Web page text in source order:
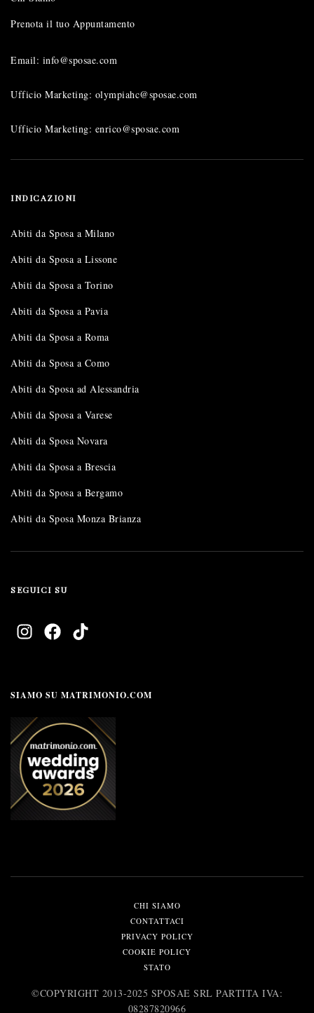
Prenota il tuo Appuntamento
Email: info@sposae.com
Ufficio Marketing: olympiahc@sposae.com
Ufficio Marketing: enrico@sposae.com
INDICAZIONI
Abiti da Sposa a Milano
Abiti da Sposa a Lissone
Abiti da Sposa a Torino
Abiti da Sposa a Pavia
Abiti da Sposa a Roma
Abiti da Sposa a Como
Abiti da Sposa ad Alessandria
Abiti da Sposa a Varese
Abiti da Sposa Novara
Abiti da Sposa a Brescia
Abiti da Sposa a Bergamo
Abiti da Sposa Monza Brianza
SEGUICI SU
SIAMO SU MATRIMONIO.COM
CHI SIAMO
CONTATTACI
PRIVACY POLICY
COOKIE POLICY
STATO
©️COPYRIGHT 2013-2025 SPOSAE SRL PARTITA IVA:
08287820966